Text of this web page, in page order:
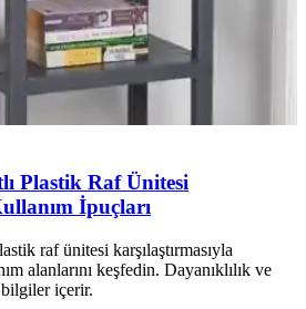
Plastik Raf Ünitesi
İpuçları
raf ünitesi karşılaştırmasıyla
alanlarını keşfedin. Dayanıklılık ve
bilgiler içerir.